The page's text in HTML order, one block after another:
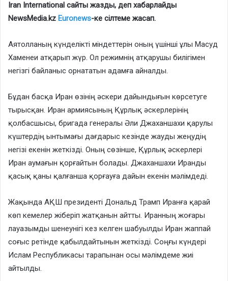
Iran International сайты жазды, деп хабарлайды
NewsMedia.kz Euronews-ке сілтеме жасап.
Аятолланың күнделікті міндеттерін оның үшінші ұлы Масуд
Хаменеи атқарып жүр. Ол режимнің атқарушы билігімен
негізгі байланыс орнататын адамға айналды.
Бұдан басқа Иран өзінің әскери дайындығын көрсетуге
тырысқан. Иран армиясының Құрлық әскерлерінің
қолбасшысы, бригада генералы Әли Джаханшахи қарулы
күштердің ынтымағы дағдарыс кезінде жауды жеңудің
негізі екенін жеткізді. Оның сөзінше, Құрлық әскерлері
Иран аумағын қорғайтын болады. Джаханшахи Иранды
қасық қаны қалғанша қорғауға дайын екенін мәлімдеді.
Жақында АҚШ президенті Дональд Трамп Иранға қарай
көп кемелер жіберіп жатқанын айтты. Иранның жоғары
лауазымды шенеунігі кез келген шабуылды Иран жаппай
соғыс ретінде қабылдайтынын жеткізді. Соңғы күндері
Ислам Республикасы тарапынан осы мәлімдеме жиі
айтылды.